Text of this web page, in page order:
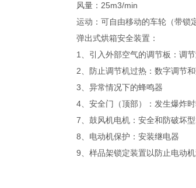
风量：25m3/min
运动：可自由移动的车轮（带锁
弹出式烘箱安全装置：
1、引入外部空气的调节板：调节
2、防止调节机过热：数字调节和
3、异常情况下的蜂鸣器
4、安全门（顶部）：发生爆炸时
7、鼓风机电机：安全和防破坏型
8、电动机保护：安装继电器
9、样品架锁定装置以防止电动机